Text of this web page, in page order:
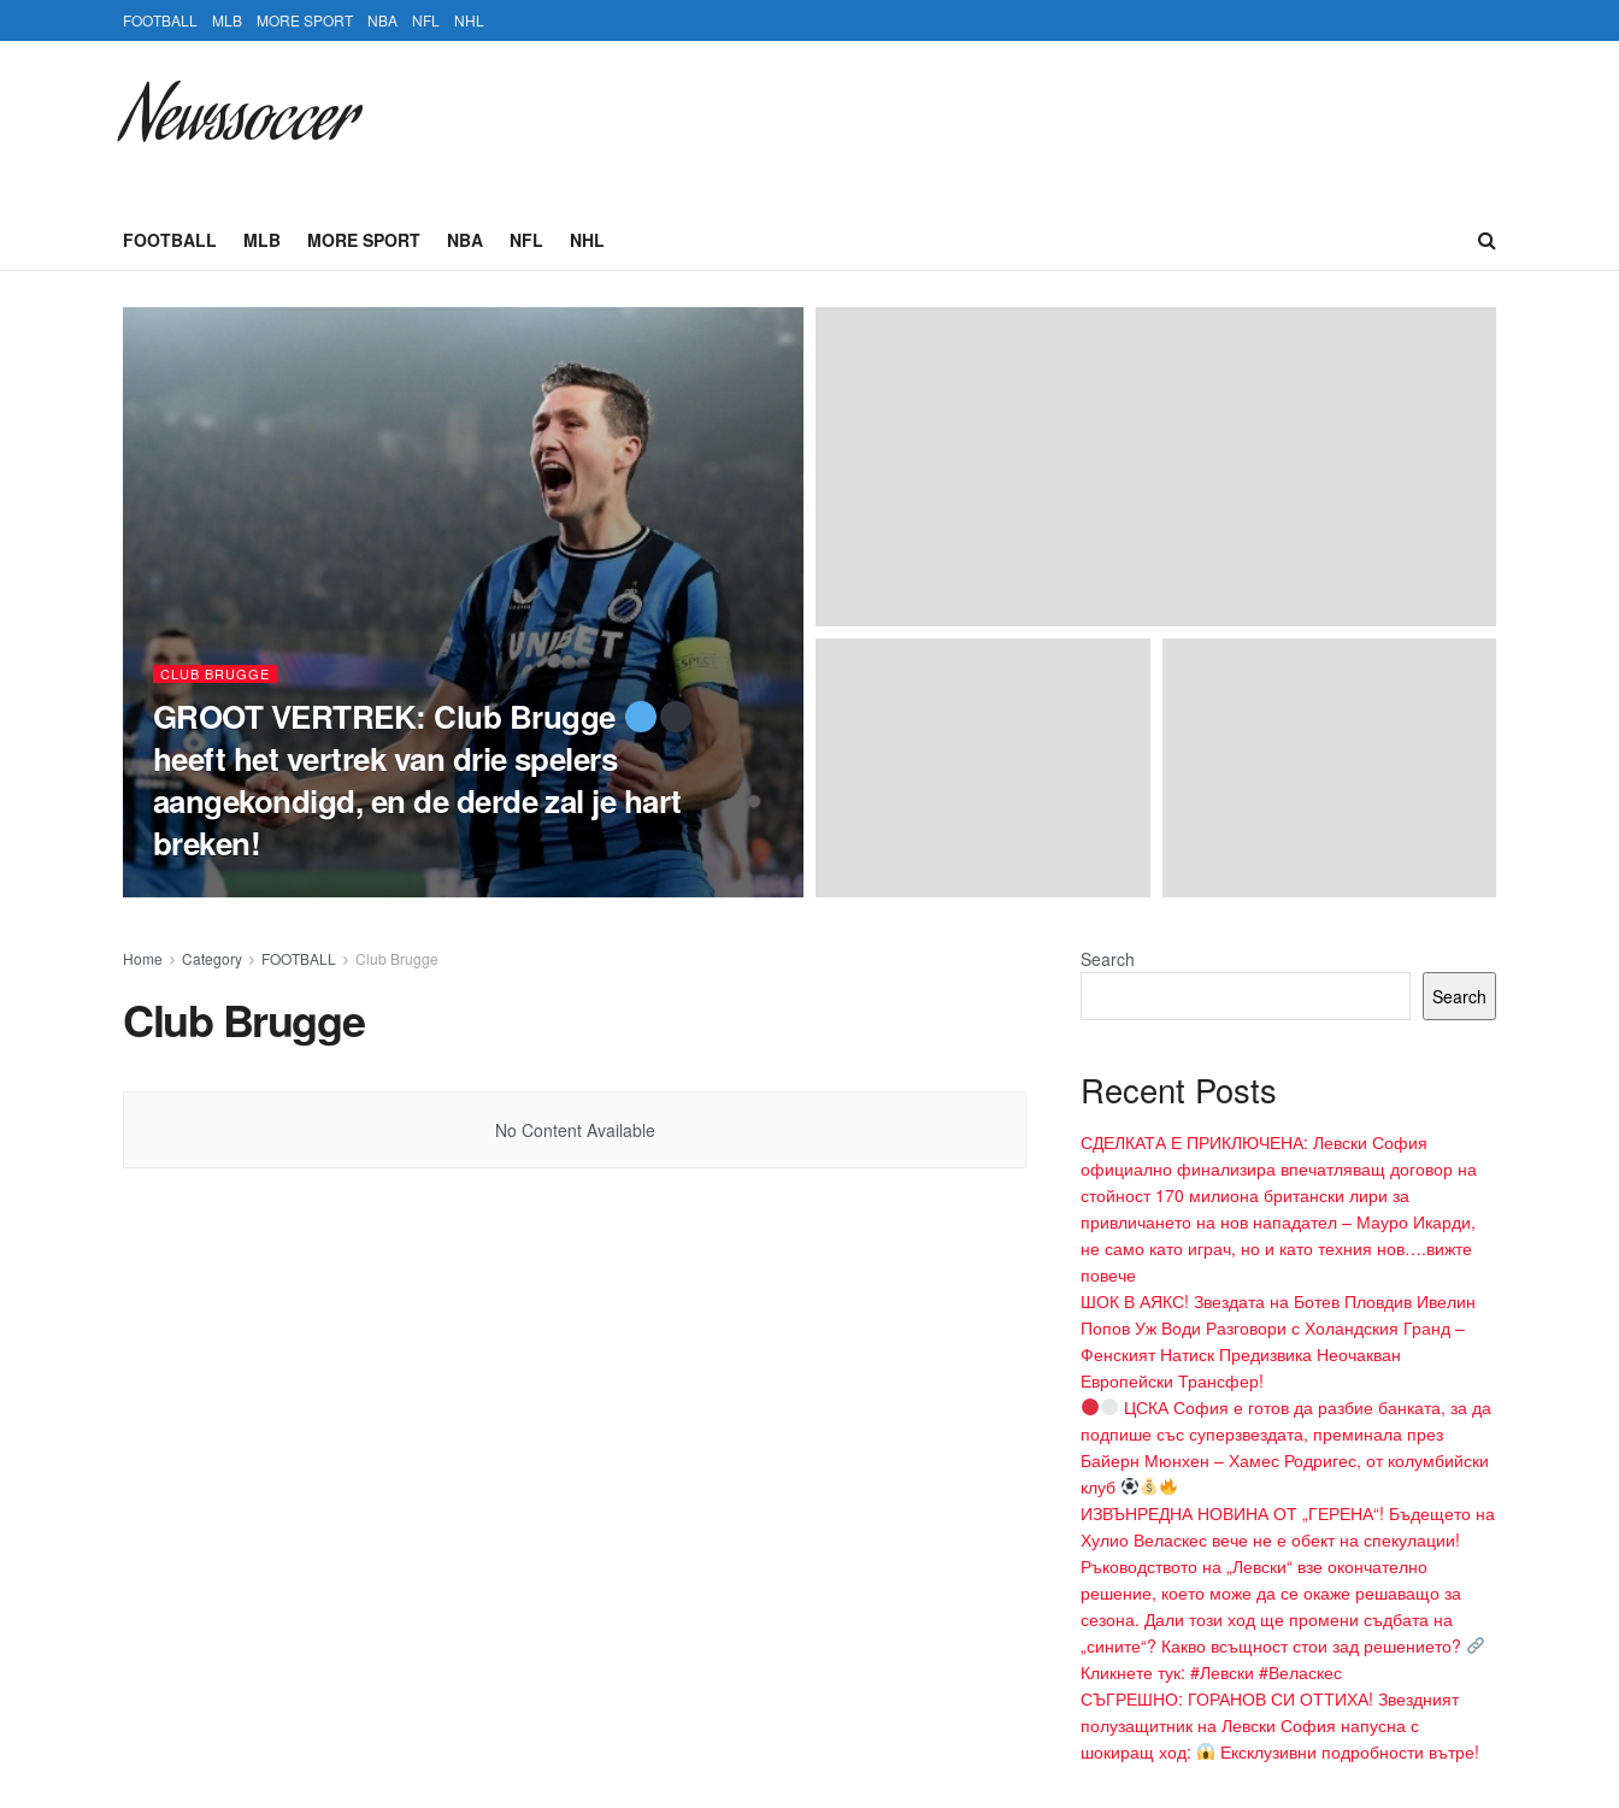
FOOTBALL MLB MORE SPORT NBA NFL NHL
Newssoccer
FOOTBALL MLB MORE SPORT NBA NFL NHL
CLUB BRUGGE
GROOT VERTREK: Club Brugge
heeft het vertrek van drie spelers
aangekondigd, en de derde zal je hart
breken!
Home Category FOOTBALL Club Brugge
Club Brugge
No Content Available
Search
Search
Recent Posts
СДЕЛКАТА Е ПРИКЛЮЧЕНА: Левски София
официално финализира впечатляващ договор на
стойност 170 милиона британски лири за
привличането на нов нападател – Мауро Икарди,
не само като играч, но и като техния нов….вижте
повече
ШОК В АЯКС! Звездата на Ботев Пловдив Ивелин
Попов Уж Води Разговори с Холандския Гранд –
Фенският Натиск Предизвика Неочакван
Европейски Трансфер!
ЦСКА София е готов да разбие банката, за да
подпише със суперзвездата, преминала през
Байерн Мюнхен – Хамес Родригес, от колумбийски
клуб
ИЗВЪНРЕДНА НОВИНА ОТ „ГЕРЕНА“! Бъдещето на
Хулио Веласкес вече не е обект на спекулации!
Ръководството на „Левски“ взе окончателно
решение, което може да се окаже решаващо за
сезона. Дали този ход ще промени съдбата на
„сините“? Какво всъщност стои зад решението?
Кликнете тук: #Левски #Веласкес
СЪГРЕШНО: ГОРАНОВ СИ ОТТИХА! Звездният
полузащитник на Левски София напусна с
шокиращ ход:
Ексклузивни подробности вътре!